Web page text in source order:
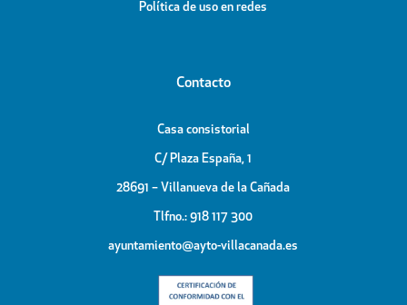
Política de uso en redes
Contacto
Casa consistorial
C/ Plaza España, 1
28691 – Villanueva de la Cañada
Tlfno.: 918 117 300
ayuntamiento@ayto-villacanada.es